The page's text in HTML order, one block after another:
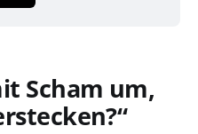
Scham um,